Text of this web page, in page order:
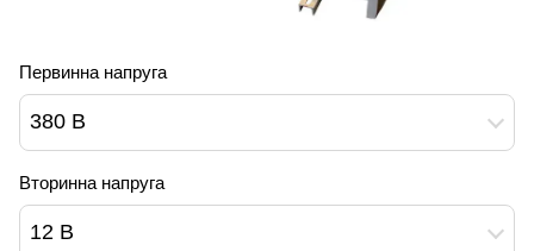
Первинна напруга
380 В
Вторинна напруга
12 В